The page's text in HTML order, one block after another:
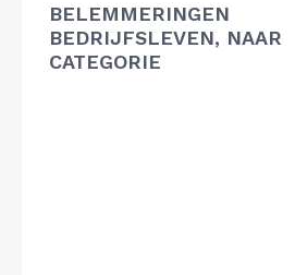
BELEMMERINGEN
BEDRIJFSLEVEN, NAAR
CATEGORIE